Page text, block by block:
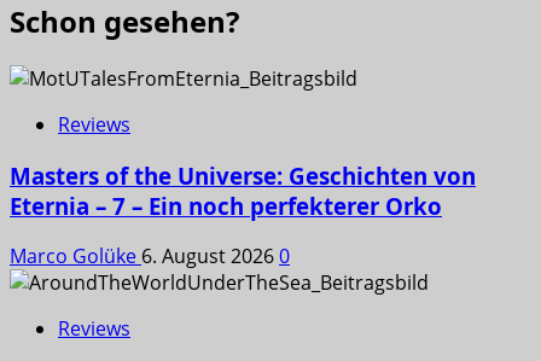
Schon gesehen?
Reviews
Masters of the Universe: Geschichten von
Eternia – 7 – Ein noch perfekterer Orko
Marco Golüke 6. August 20260
Reviews